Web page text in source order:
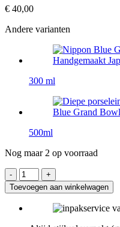
€ 40,00
Andere varianten
300 ml
500ml
Nog maar 2 op voorraad
Toevoegen aan winkelwagen